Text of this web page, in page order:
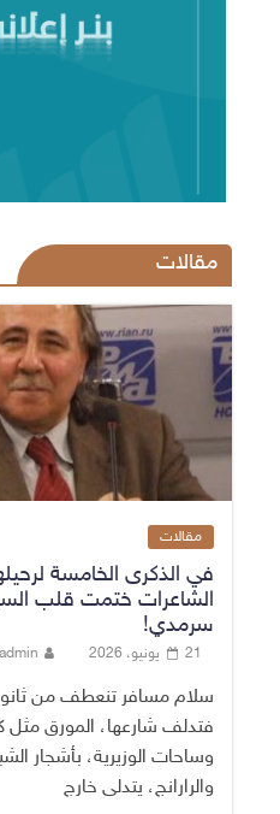
مقالات
مقالات
في الذكرى الخامسة
الشاعرات ختمت قلب
سرمدي!
21 يونيو، 2026 admin
سلام مسافر تنعطف من
فتدلف شارعها، المورق مثل
وساحات الوزيرية، بأشجار
والرارانج، يتدلى خارج